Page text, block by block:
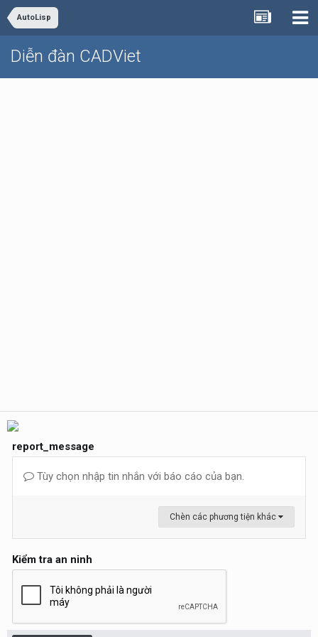
AutoLisp
Diễn đàn CADViet
report_message
Tùy chọn nhập tin nhắn với báo cáo của bạn.
Chèn các phương tiện khác
Kiểm tra an ninh